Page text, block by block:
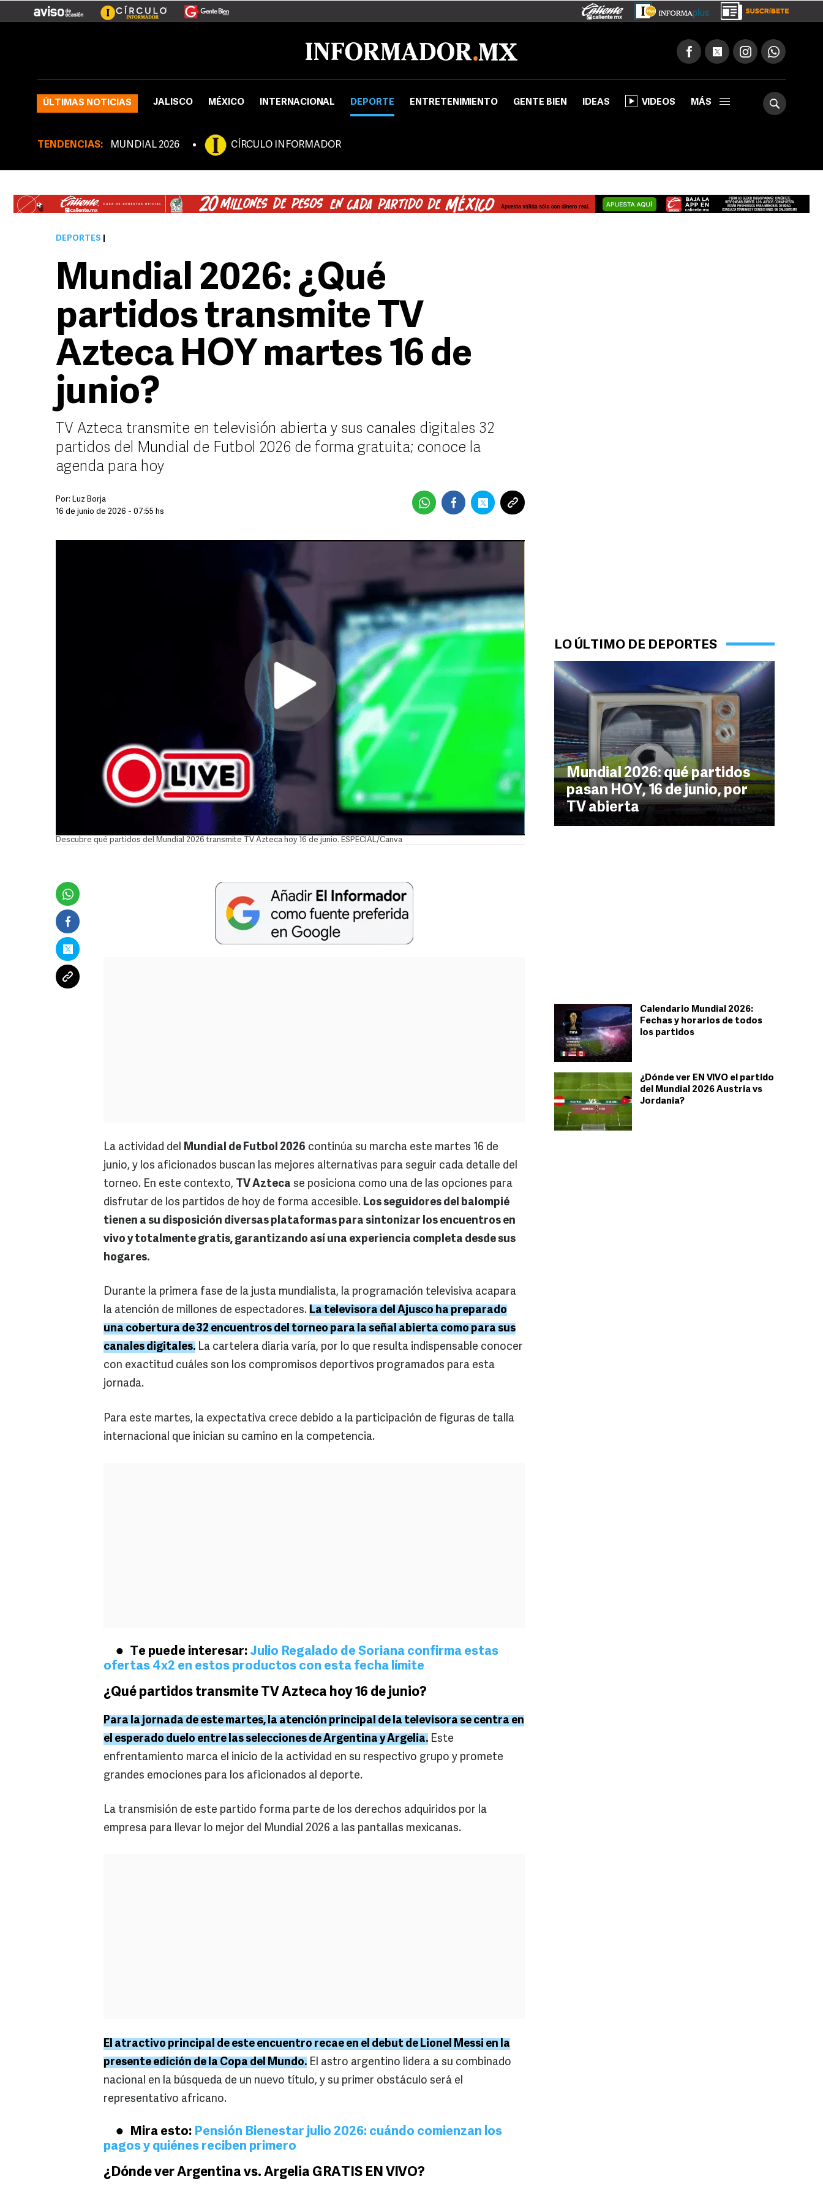
ÚLTIMAS NOTICIAS JALISCO MÉXICO INTERNACIONAL DEPORTE ENTRETENIMIENTO GENTE BIEN IDEAS VIDEOS MÁS
TENDENCIAS: MUNDIAL 2026 CÍRCULO INFORMADOR
LO ÚLTIMO DE DEPORTES
Mundial 2026: qué partidos
pasan HOY, 16 de junio, por
TV abierta
Calendario Mundial 2026:
Fechas y horarios de todos
los partidos
¿Dónde ver EN VIVO el partido
del Mundial 2026 Austria vs
Jordania?
DEPORTES
Mundial 2026: ¿Qué
partidos transmite TV
Azteca HOY martes 16 de
junio?
TV Azteca transmite en televisión abierta y sus canales digitales 32
partidos del Mundial de Futbol 2026 de forma gratuita; conoce la
agenda para hoy
Por: Luz Borja
16 de junio de 2026 - 07:55 hs
Descubre qué partidos del Mundial 2026 transmite TV Azteca hoy 16 de junio. ESPECIAL/Canva
La actividad del Mundial de Futbol 2026 continúa su marcha este martes 16 de
junio, y los aficionados buscan las mejores alternativas para seguir cada detalle del
torneo. En este contexto, TV Azteca se posiciona como una de las opciones para
disfrutar de los partidos de hoy de forma accesible. Los seguidores del balompié
tienen a su disposición diversas plataformas para sintonizar los encuentros en
vivo y totalmente gratis, garantizando así una experiencia completa desde sus
hogares.
Durante la primera fase de la justa mundialista, la programación televisiva acapara
la atención de millones de espectadores. La televisora del Ajusco ha preparado
una cobertura de 32 encuentros del torneo para la señal abierta como para sus
canales digitales. La cartelera diaria varía, por lo que resulta indispensable conocer
con exactitud cuáles son los compromisos deportivos programados para esta
jornada.
Para este martes, la expectativa crece debido a la participación de figuras de talla
internacional que inician su camino en la competencia.
Te puede interesar: Julio Regalado de Soriana confirma estas
ofertas 4x2 en estos productos con esta fecha límite
¿Qué partidos transmite TV Azteca hoy 16 de junio?
Para la jornada de este martes, la atención principal de la televisora se centra en
el esperado duelo entre las selecciones de Argentina y Argelia. Este
enfrentamiento marca el inicio de la actividad en su respectivo grupo y promete
grandes emociones para los aficionados al deporte.
La transmisión de este partido forma parte de los derechos adquiridos por la
empresa para llevar lo mejor del Mundial 2026 a las pantallas mexicanas.
El atractivo principal de este encuentro recae en el debut de Lionel Messi en la
presente edición de la Copa del Mundo. El astro argentino lidera a su combinado
nacional en la búsqueda de un nuevo título, y su primer obstáculo será el
representativo africano.
Mira esto: Pensión Bienestar julio 2026: cuándo comienzan los
pagos y quiénes reciben primero
¿Dónde ver Argentina vs. Argelia GRATIS EN VIVO?